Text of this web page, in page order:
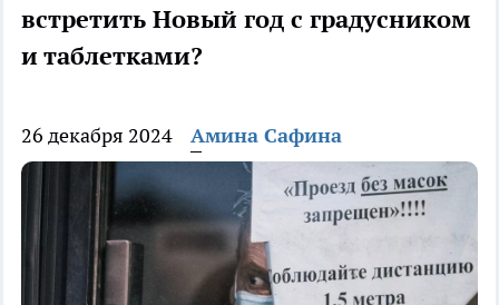
встретить Новый год с градусником
и таблетками?
26 декабря 2024 Амина Сафина